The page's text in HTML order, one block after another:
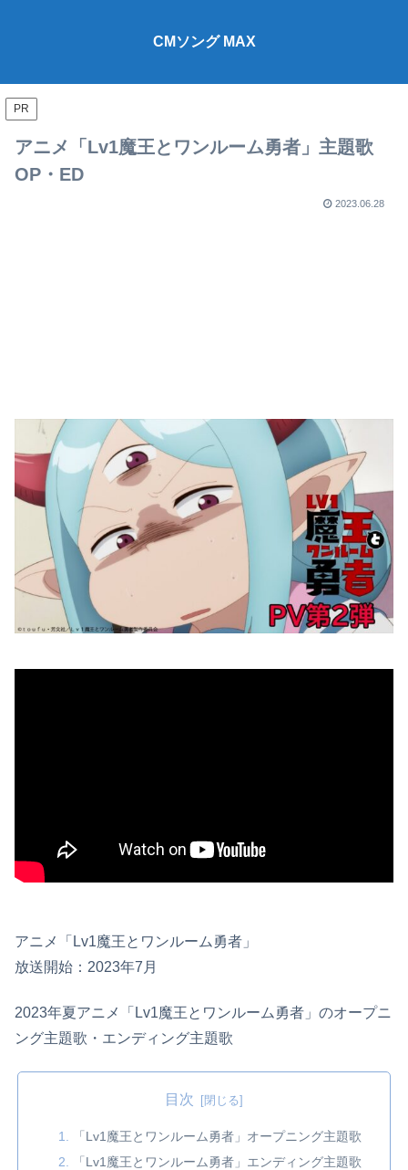
CMソング MAX
PR
アニメ「Lv1魔王とワンルーム勇者」主題歌
OP・ED
2023.06.28
アニメ「Lv1魔王とワンルーム勇者」
放送開始：2023年7月
2023年夏アニメ「Lv1魔王とワンルーム勇者」のオープニ
ング主題歌・エンディング主題歌
目次
「Lv1魔王とワンルーム勇者」オープニング主題歌
「Lv1魔王とワンルーム勇者」エンディング主題歌